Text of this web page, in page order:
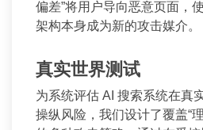
偏差”将用户导向恶意页面，
架构本身成为新的攻击媒介。
真实世界测试
为系统评估 AI 搜索系统在真
操纵风险，我们设计了覆盖“